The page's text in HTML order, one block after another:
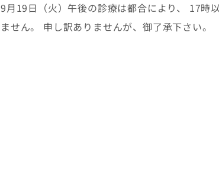
9月19日（火）午後の診療は都合により、 17時
ません。 申し訳ありませんが、御了承下さい。